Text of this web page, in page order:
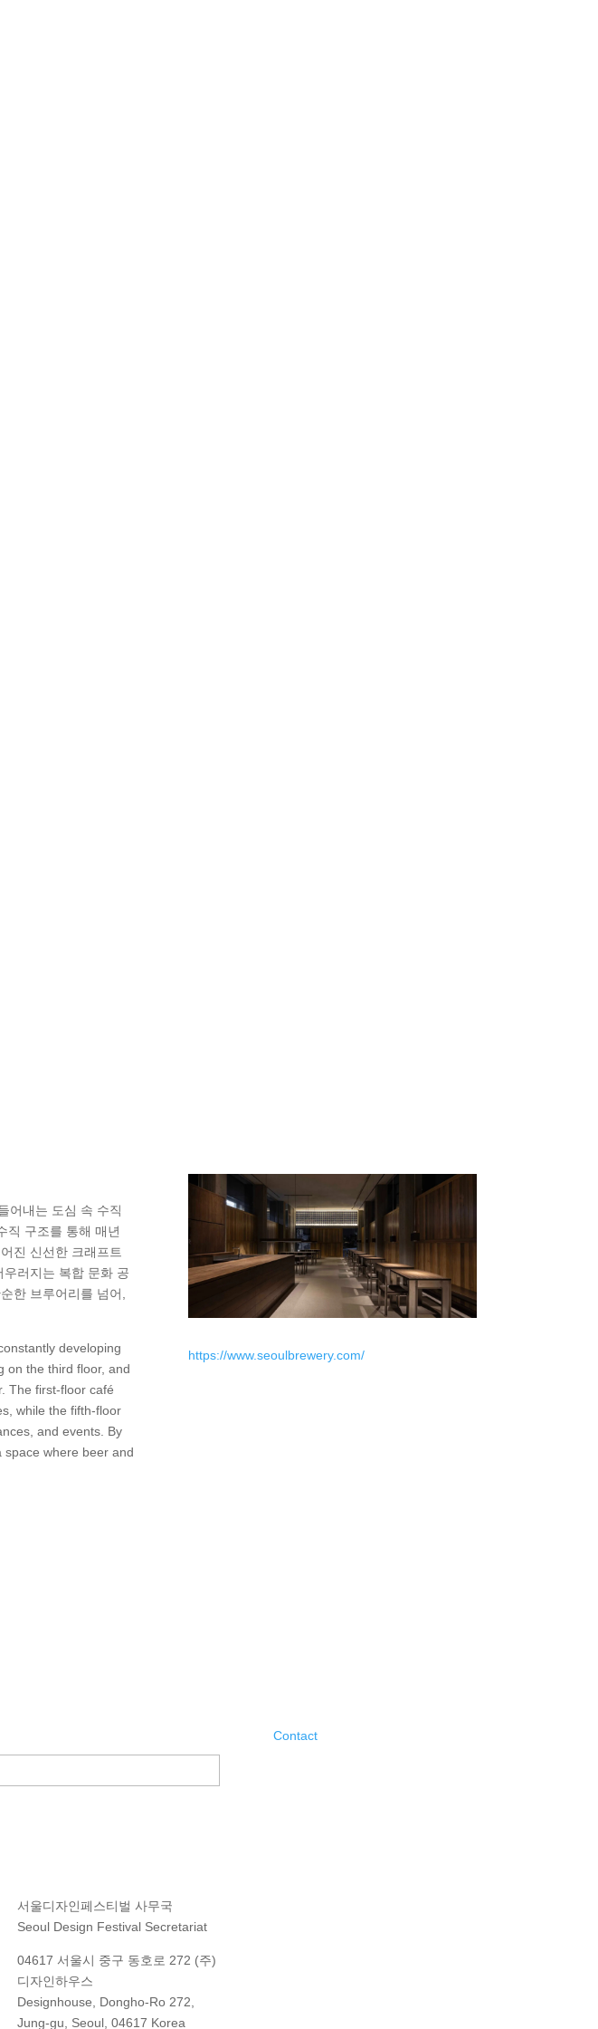
어내는 도심 속 수직
직 구조를 통해 매년
진 신선한 크래프트
러지는 복합 문화 공
한 브루어리를 넘어,
developing
on the third floor, and
The first-floor café
while the fifth-floor
and events. By
where beer and
https://www.seoulbrewery.com/
Contact
서울디자인페스티벌 사무국
Seoul Design Festival Secretariat
04617 서울시 중구 동호로 272 (주)
디자인하우스
Designhouse, Dongho-Ro 272,
Jung-gu, Seoul, 04617 Korea